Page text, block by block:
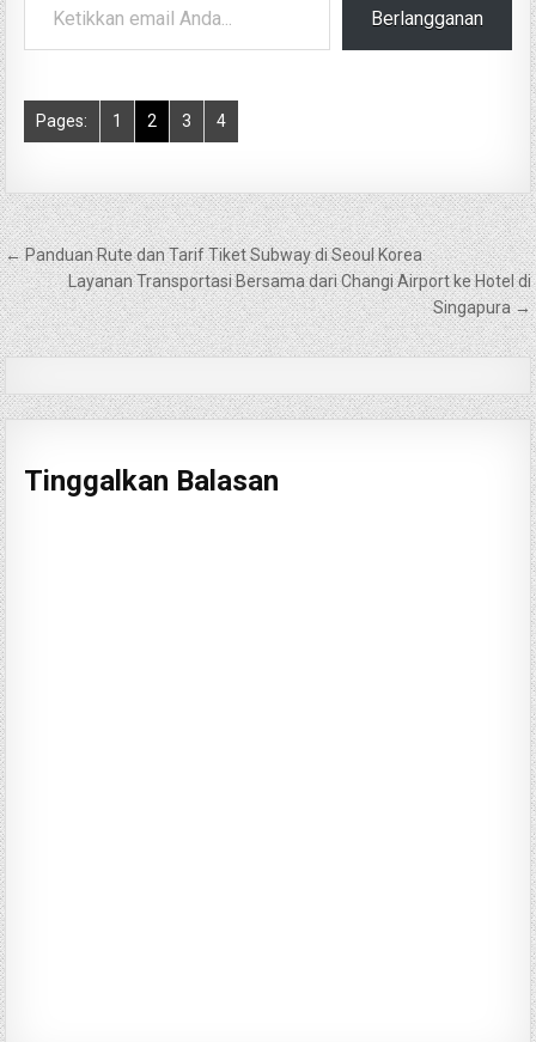
Berlangganan
Pages: 1 2 3 4
Navigasi
pos
← Panduan Rute dan Tarif Tiket Subway di Seoul Korea
Layanan Transportasi Bersama dari Changi Airport ke Hotel di
Singapura →
Tinggalkan Balasan